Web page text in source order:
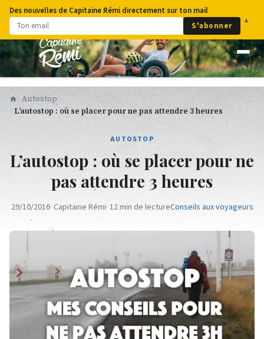
Des nouvelles de Capitaine Rémi directement sur ton mail
S'abonner
▲
Autostop
L’autostop : où se placer pour ne pas attendre 3 heures
AUTOSTOP
L’autostop : où se placer pour ne
pas attendre 3 heures
29/10/2016· Capitaine Rémi· 12 min de lectureConseils aux voyageurs